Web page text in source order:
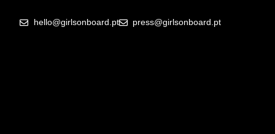
hello@girlsonboard.pt press@girlsonboard.pt